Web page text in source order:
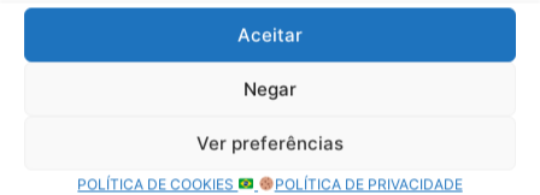
Aceitar
Negar
Ver preferências
POLÍTICA DE COOKIES POLÍTICA DE PRIVACIDADE